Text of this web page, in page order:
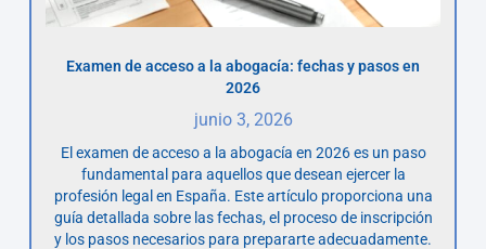
Examen de acceso a la abogacía: fechas y pasos en
2026
junio 3, 2026
El examen de acceso a la abogacía en 2026 es un paso
fundamental para aquellos que desean ejercer la
profesión legal en España. Este artículo proporciona una
guía detallada sobre las fechas, el proceso de inscripción
y los pasos necesarios para prepararte adecuadamente.